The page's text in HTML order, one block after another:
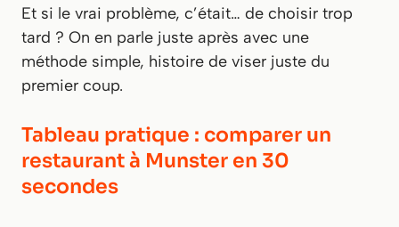
Et si le vrai problème, c’était… de choisir trop
tard ? On en parle juste après avec une
méthode simple, histoire de viser juste du
premier coup.
Tableau pratique : comparer un
restaurant à Munster en 30
secondes